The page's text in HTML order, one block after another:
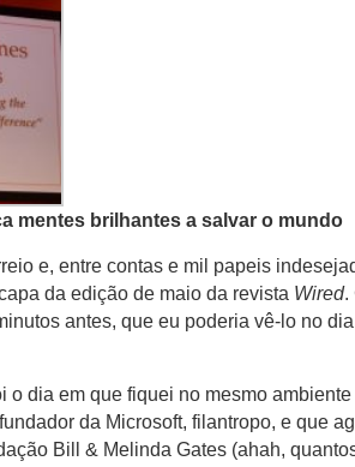
mentes brilhantes a salvar o mundo
e, entre contas e mil papeis
da edição de maio da revista Wired.
antes, que eu poderia vê-lo no
o dia em que fiquei no mesmo
da Microsoft, filantropo, e que
Bill & Melinda Gates (ahah,